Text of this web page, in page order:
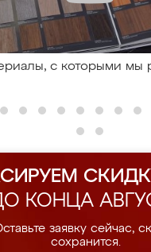
с которыми мы
КОНЦА
заявку сейчас,
сохранится.